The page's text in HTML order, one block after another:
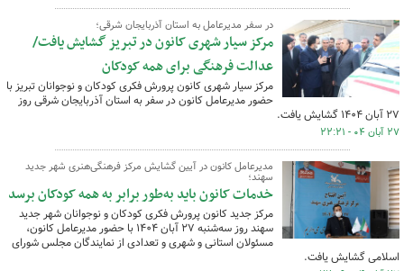
در سفر مدیرعامل به استان آذربایجان شرقی؛
مرکز سیار شهری کانون در تبریز گشایش یافت/
عدالت فرهنگی برای همه کودکان
مرکز سیار شهری کانون پرورش فکری کودکان و نوجوانان تبریز با
حضور مدیرعامل کانون در سفر به استان آذربایجان شرقی روز
۲۷ آبان ۱۴۰۴ گشایش یافت.
۲۷ آبان ۰۴ - ۲۲:۲۱
مدیرعامل کانون در آیین گشایش مرکز فرهنگی‌هنری شهر جدید
سهند؛
خدمات کانون باید به‌طور برابر به همه کودکان برسد
مرکز جدید کانون پرورش فکری کودکان و نوجوانان شهر جدید
سهند روز سه‌شنبه ۲۷ آبان ۱۴۰۴ با حضور مدیرعامل کانون،
مسئولان استانی و شهری و تعدادی از نمایندگان مجلس شورای
اسلامی گشایش یافت.